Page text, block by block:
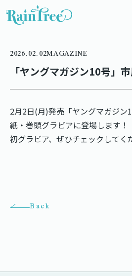
2026.02.02MAGAZINE
「ヤングマガジン10号」
2月2日(月)発売「ヤングマガジン
紙・巻頭グラビアに登場します！
初グラビア、ぜひチェックしてく
Back